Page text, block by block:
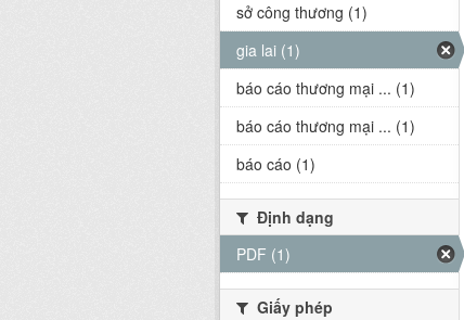
sở công thương (1)
gia lai (1)
báo cáo thương mại ... (1)
báo cáo thương mại ... (1)
báo cáo (1)
Định dạng
PDF (1)
Giấy phép